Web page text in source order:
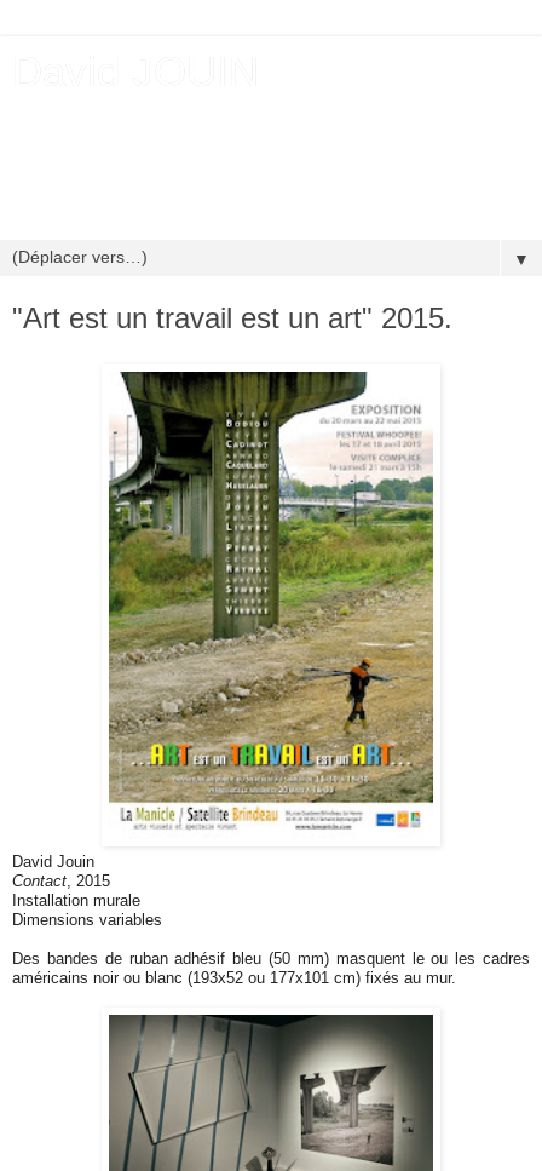
▼
"Art est un travail est un art" 2015.
David Jouin
Contact , 2015
Installation murale
Dimensions variables
Des bandes de ruban adhésif bleu (50 mm) masquent le ou les cadres
américains noir ou blanc (193x52 ou 177x101 cm) fixés au mur.